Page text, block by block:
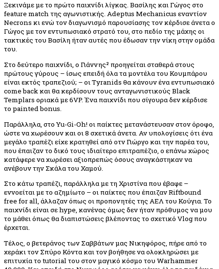
Ξεκινάμε με το πρώτο παιχνίδι λίγκας. Βασίλης και Γώγος στο
feature match της αγωνιστικής. Adeptus Mechanicus εναντίον
Necrons κι ενώ τον διαγωνισμό παρουσίασης τον κέρδισε άνετα ο
Γώγος με τον εντυπωσιακό στρατό του, στο πεδίο της μάχης οι
τακτικές του Βασίλη ήταν αυτές που έδωσαν την νίκη στην ομάδα
του.
Στο δεύτερο παιχνίδι, ο Γιάννης² προηγείται σταθερά στους
πρώτους γύρους – ίσως επειδή όλα τα μοντέλα του Κουμπάρου
είναι εκτός τραπεζιού; – οι Tyranids θα κάνουν ένα εντυπωσιακό
come back και θα κερδίσουν τους ανταγωνιστικούς Black
Templars οριακά με 6VP. Ένα παιχνίδι που σίγουρα δεν κέρδισε
το painted bonus.
Παράλληλα, στο Yu-Gi-Oh! οι παίκτες μετανάστευσαν στον όροφο,
ώστε να χωρέσουν και οι 8 σχετικά άνετα. Αν υπολογίσεις ότι ένα
μεγάλο τραπέζι είχε κρατηθεί από οτν Γιώργο και την παρέα του,
που έπαιζαν το δικό τους ιδιαίτερο επιτραπέζιο, ο επάνω χώρος
κατάφερε να χωρέσει αξιοπρεπώς όσους αναγκάστηκαν να
ανέβουν την Σκάλα του Χαμού.
Στο κάτω τραπέζι, παράλληλα με τη Χριστίνα που έβαφε –
εννοείται με το αζημίωτο – οι παίκτες που έπαιζαν Riftbound
free for all, άλλαζαν όπως οι προπονητές της ΑΕΛ του Κούγια. Το
παιχνίδι είναι σε hype, κανένας όμως δεν ήταν πρόθυμος να μου
το μάθει όπως θα διαπιστώσεις βλέποντας το σχετικό Vlog που
έρχεται.
Τέλος, ο βετεράνος των Σαββάτων μας Νικηφόρος, πήρε από το
χεράκι τον Σπύρο Κόντα και τον βοήθησε να ολοκληρώσει με
επιτυχία το tutorial του στον μαγικό κόσμο του Warhammer